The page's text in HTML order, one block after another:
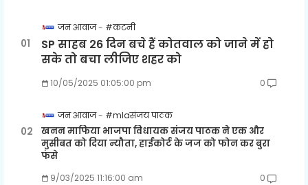
जन आवाज #कटनी
SP साहब 26 दिन बचे हैं कोतवाल को जाने में हो
सके तो बचा लीजिए शहर को
10/05/2025 01:05:00 pm 0
जन आवाज #mlaसंजय पाठक
खनन माफिया भाजपा विधायक संजय पाठक ने एक और
मुसीबत को दिया न्यौता, हाईकोर्ट के जज को फोन कर बुरा
फंसे
9/03/2025 11:16:00 am 0